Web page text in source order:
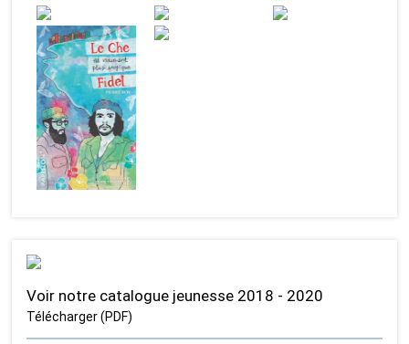
Voir notre catalogue jeunesse 2018 - 2020
Télécharger (PDF)